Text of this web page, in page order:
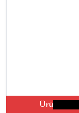
Ürüne Git